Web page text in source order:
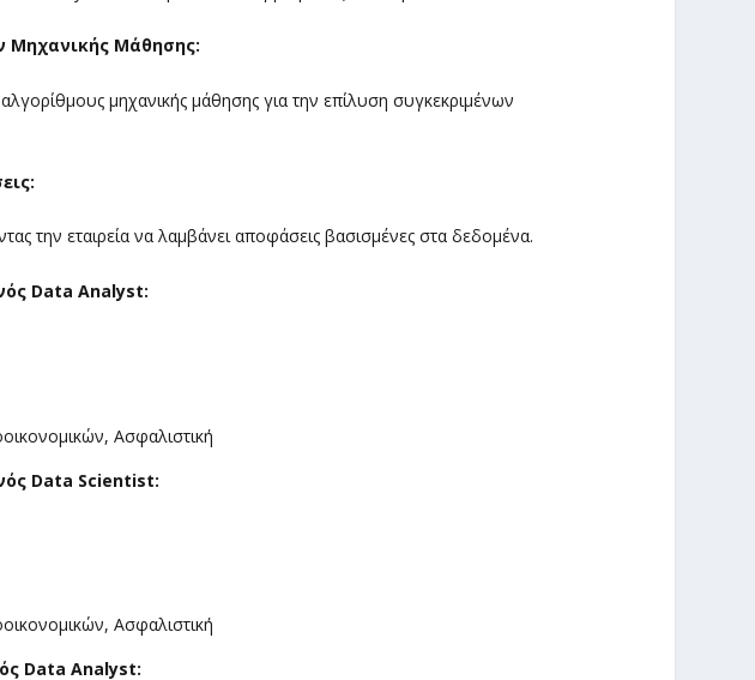
Μηχανικής Μάθησης:
μηχανικής μάθησης για την επίλυση συγκεκριμένων
την εταιρεία να λαμβάνει αποφάσεις βασισμένες στα δεδομένα.
Data Analyst:
Ασφαλιστική
Data Scientist:
Ασφαλιστική
Data Analyst: